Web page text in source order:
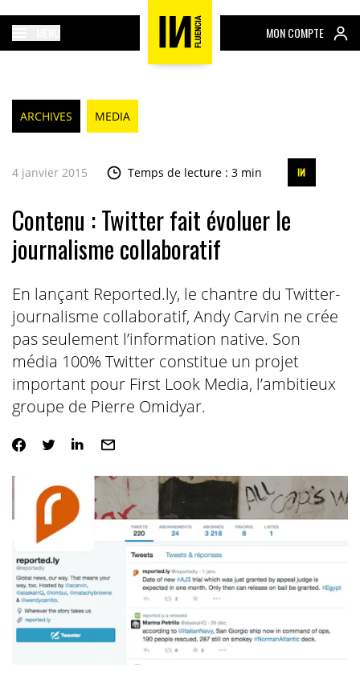
MON COMPTE
ARCHIVES MEDIA
4 janvier 2015 Temps de lecture : 3 min
Contenu : Twitter fait évoluer le
journalisme collaboratif
En lançant Reported.ly, le chantre du Twitter-
journalisme collaboratif, Andy Carvin ne crée
pas seulement l’information native. Son
média 100% Twitter constitue un projet
important pour First Look Media, l’ambitieux
groupe de Pierre Omidyar.